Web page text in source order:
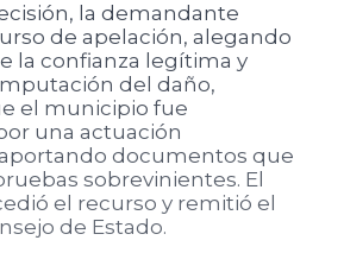
la demandante
de apelación, alegando
la confianza legítima y
del daño,
el municipio fue
una actuación
documentos que
sobrevinientes. El
el recurso y remitió el
de Estado.